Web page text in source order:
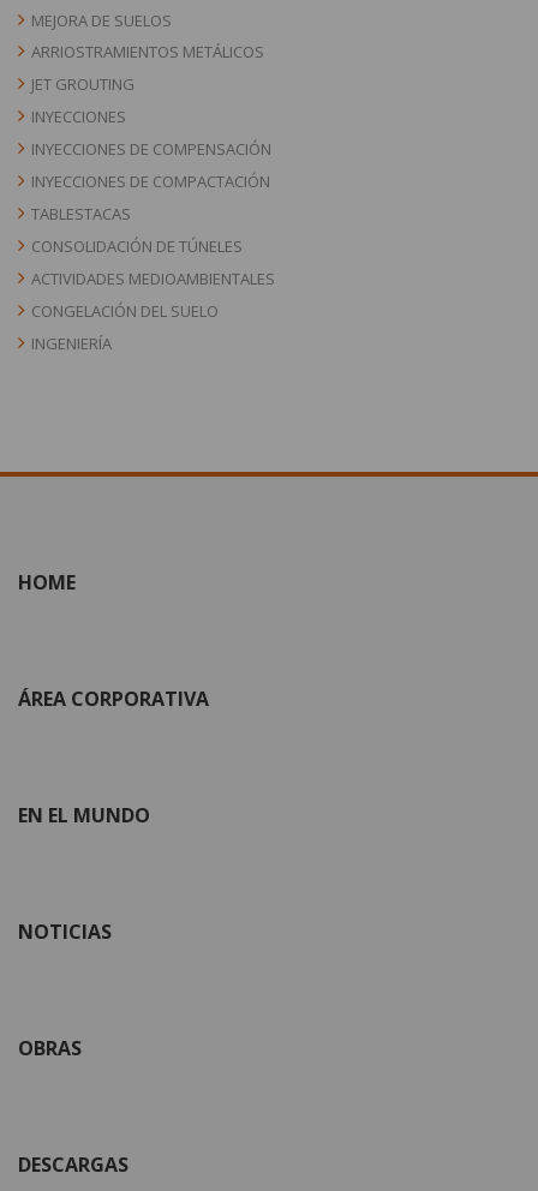
MEJORA DE SUELOS
ARRIOSTRAMIENTOS METÁLICOS
JET GROUTING
INYECCIONES
INYECCIONES DE COMPENSACIÓN
INYECCIONES DE COMPACTACIÓN
TABLESTACAS
CONSOLIDACIÓN DE TÚNELES
ACTIVIDADES MEDIOAMBIENTALES
CONGELACIÓN DEL SUELO
INGENIERÍA
HOME
ÁREA CORPORATIVA
EN EL MUNDO
NOTICIAS
OBRAS
DESCARGAS